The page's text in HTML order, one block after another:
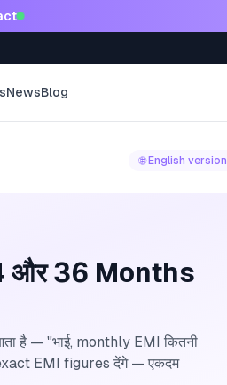
NewsBlog
🌐 English version
और 36 Months
है — "भाई, monthly EMI कितनी
EMI figures देंगे — एकदम